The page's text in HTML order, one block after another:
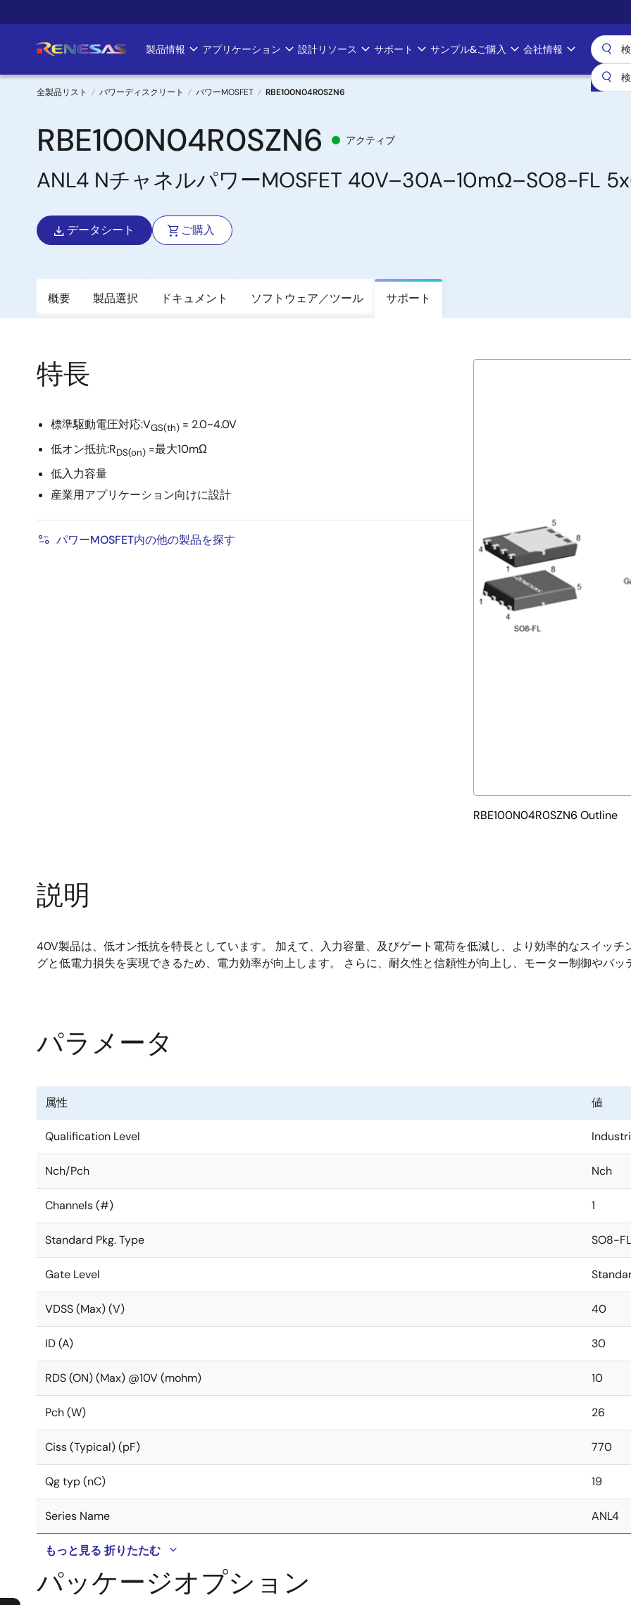
イ
ン
Main
navigation
製品情報 アプリケーション 設計リソース サポート サンプル&ご購入 会社情報
パ
ン
く
ず
全製品リスト パワーディスクリート パワーMOSFET RBE100N04R0SZN6
RBE100N04R0SZN6 アクティブ
ANL4 NチャネルパワーMOSFET 40V–30A–10mΩ–SO8-FL
データシート ご購入
概要 製品選択 ドキュメント ソフトウェア／ツール サポート
特長
標準駆動電圧対応:VGS(th) = 2.0~4.0V
低オン抵抗:RDS(on) =最大10mΩ
低入力容量
産業用アプリケーション向けに設計
パワーMOSFET内の他の製品を探す
RBE100N04R0SZN6 Outline
説明
40V製品は、低オン抵抗を特長としています。 加えて、入力容量、及びゲート電荷を低減し、より効率的なスイッ
グと低電力損失を実現できるため、電力効率が向上します。 さらに、耐久性と信頼性が向上し、モーター制御やバ
パラメータ
属性 値
Qualification Level
Nch/Pch Nch
Channels (#) 1
Standard Pkg. Type SO8-
Gate Level
VDSS (Max) (V) 40
ID (A) 30
RDS (ON) (Max) @10V (mohm) 10
Pch (W) 26
Ciss (Typical) (pF) 770
Qg typ (nC) 19
Series Name ANL4
もっと見る 折りたたむ
パッケージオプション